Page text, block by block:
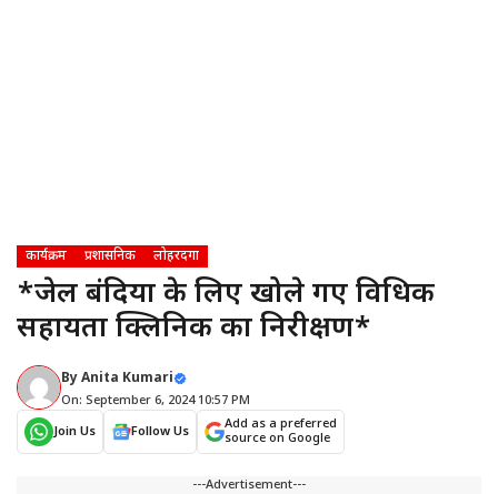
कार्यक्रम प्रशासनिक लोहरदगा
*जेल बंदियों के लिए खोले गए विधिक
सहायता क्लिनिक का निरीक्षण*
ByAnita Kumari
On: September 6, 2024 10:57 PM
Join Us
Follow Us
Add as a preferred
source on Google
---Advertisement---